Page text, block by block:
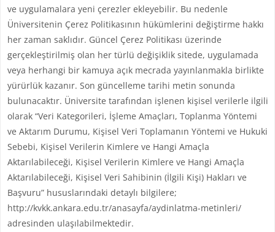
ve uygulamalara yeni çerezler ekleyebilir. Bu nedenle
Üniversitenin Çerez Politikasının hükümlerini değiştirme hakkı
her zaman saklıdır. Güncel Çerez Politikası üzerinde
gerçekleştirilmiş olan her türlü değişiklik sitede, uygulamada
veya herhangi bir kamuya açık mecrada yayınlanmakla birlikte
yürürlük kazanır. Son güncelleme tarihi metin sonunda
bulunacaktır. Üniversite tarafından işlenen kişisel verilerle ilgili
olarak “Veri Kategorileri, İşleme Amaçları, Toplanma Yöntemi
ve Aktarım Durumu, Kişisel Veri Toplamanın Yöntemi ve Hukuki
Sebebi, Kişisel Verilerin Kimlere ve Hangi Amaçla
Aktarılabileceği, Kişisel Verilerin Kimlere ve Hangi Amaçla
Aktarılabileceği, Kişisel Veri Sahibinin (İlgili Kişi) Hakları ve
Başvuru” hususlarındaki detaylı bilgilere;
http://kvkk.ankara.edu.tr/anasayfa/aydinlatma-metinleri/
adresinden ulaşılabilmektedir.